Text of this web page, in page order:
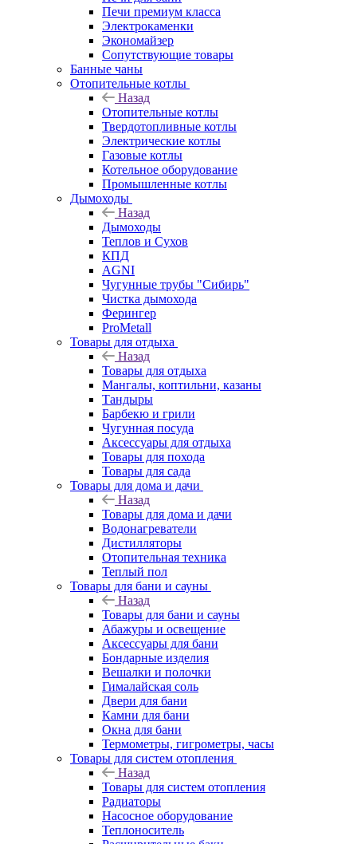
Печи премиум класса
Электрокаменки
Экономайзер
Сопутствующие товары
Банные чаны
Отопительные котлы
Назад
Отопительные котлы
Твердотопливные котлы
Электрические котлы
Газовые котлы
Котельное оборудование
Промышленные котлы
Дымоходы
Назад
Дымоходы
Теплов и Сухов
КПД
AGNI
Чугунные трубы "Сибирь"
Чистка дымохода
Ферингер
ProMetall
Товары для отдыха
Назад
Товары для отдыха
Мангалы, коптильни, казаны
Тандыры
Барбекю и грили
Чугунная посуда
Аксессуары для отдыха
Товары для похода
Товары для сада
Товары для дома и дачи
Назад
Товары для дома и дачи
Водонагреватели
Дистилляторы
Отопительная техника
Теплый пол
Товары для бани и сауны
Назад
Товары для бани и сауны
Абажуры и освещение
Аксессуары для бани
Бондарные изделия
Вешалки и полочки
Гималайская соль
Двери для бани
Камни для бани
Окна для бани
Термометры, гигрометры, часы
Товары для систем отопления
Назад
Товары для систем отопления
Радиаторы
Насосное оборудование
Теплоноситель